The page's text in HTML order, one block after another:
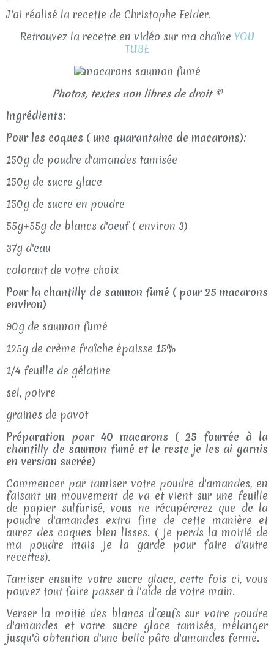
J'ai réalisé la recette de Christophe Felder.
Retrouvez la recette en vidéo sur ma chaîne YOU
TUBE
Photos, textes non libres de droit ©
Ingrédients:
Pour les coques ( une quarantaine de macarons):
150g de poudre d'amandes tamisée
150g de sucre glace
150g de sucre en poudre
55g+55g de blancs d'oeuf ( environ 3)
37g d'eau
colorant de votre choix
Pour la chantilly de saumon fumé ( pour 25 macarons
environ)
90g de saumon fumé
125g de crème fraîche épaisse 15%
1/4 feuille de gélatine
sel, poivre
graines de pavot
Préparation pour 40 macarons ( 25 fourrée à la
chantilly de saumon fumé et le reste je les ai garnis
en version sucrée)
Commencer par tamiser votre poudre d'amandes, en
faisant un mouvement de va et vient sur une feuille
de papier sulfurisé, vous ne récupérerez que de la
poudre d'amandes extra fine de cette manière et
aurez des coques bien lisses. ( je perds la moitié de
ma poudre mais je la garde pour faire d'autre
recettes).
Tamiser ensuite votre sucre glace, cette fois ci, vous
pouvez tout faire passer à l'aide de votre main.
Verser la moitié des blancs d’œufs sur votre poudre
d'amandes et votre sucre glace tamisés, mélanger
jusqu'à obtention d'une belle pâte d'amandes ferme.